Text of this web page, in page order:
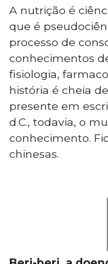
A nutrição é
que é
processo de
conhecimentos
fisiologia,
história é cheia
presente em
d.C., todavia, o
conhecimento.
chinesas.